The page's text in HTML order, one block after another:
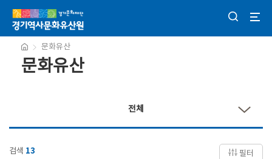
문화유산
문화유산
전체
검색 13 필터